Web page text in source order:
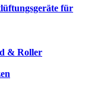
für
& Roller